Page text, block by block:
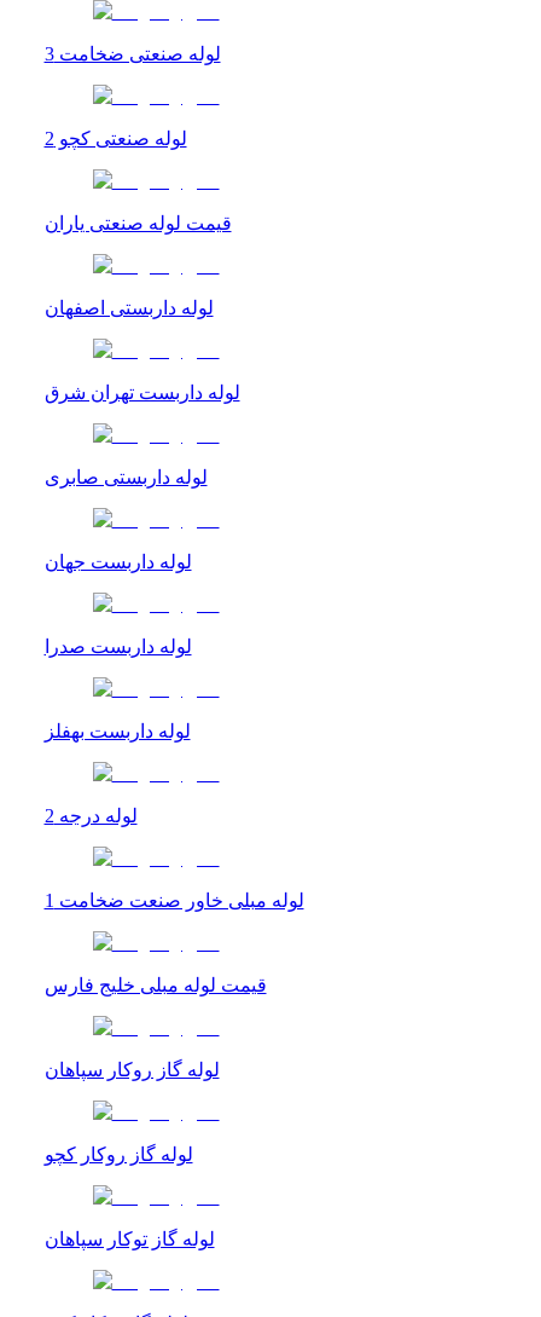
لوله صنعتی ضخامت 3
لوله صنعتی کچو 2
قیمت لوله صنعتی یاران
لوله داربستی اصفهان
لوله داربست تهران شرق
لوله داربستی صابری
لوله داربست جهان
لوله داربست صدرا
لوله داربست بهفلز
لوله درجه 2
لوله مبلی خاور صنعت ضخامت 1
قیمت لوله مبلی خلیج فارس
لوله گاز روکار سپاهان
لوله گاز روکار کچو
لوله گاز توکار سپاهان